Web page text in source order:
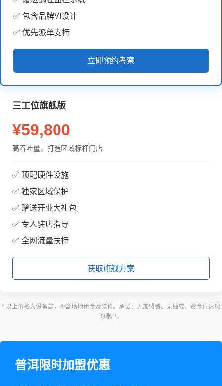
✅ 包含品牌VI设计
✅ 优先派单支持
立即预约考察
三工位旗舰版
¥59,800
高吞吐量，打造区域标杆门店
✅ 顶配硬件设施
✅ 独家区域保护
✅ 赠送开业大礼包
✅ 专人驻店指导
✅ 全网流量扶持
获取旗舰方案
* 以上价格为设备款，不含场地租金及装修。承诺：无加盟费、无抽成、资金直达您
的账户。
普洱限时加盟优惠